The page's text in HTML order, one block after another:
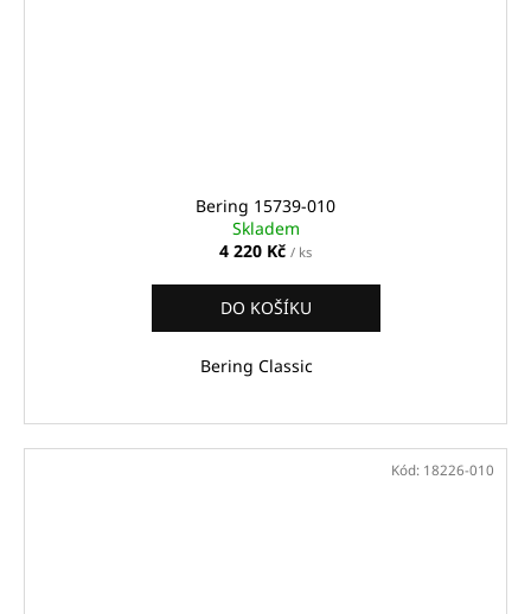
Bering 15739-010
Skladem
4 220 Kč / ks
DO KOŠÍKU
Bering Classic
Kód: 18226-010